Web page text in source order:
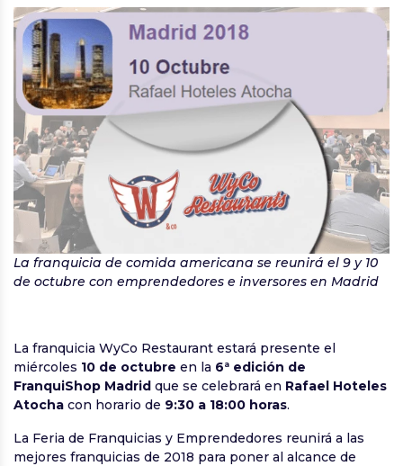
La franquicia de comida americana se reunirá el 9 y 10
de octubre con emprendedores e inversores en Madrid
La franquicia WyCo Restaurant estará presente el
miércoles 10 de octubre en la 6ª edición de
FranquiShop Madrid que se celebrará en Rafael Hoteles
Atocha con horario de 9:30 a 18:00 horas.
La Feria de Franquicias y Emprendedores reunirá a las
mejores franquicias de 2018 para poner al alcance de